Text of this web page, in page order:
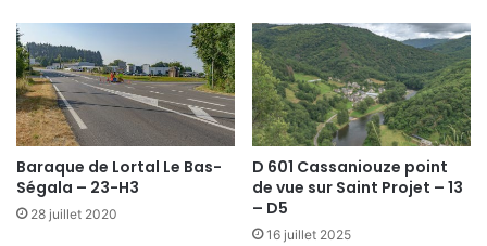
Baraque de Lortal Le Bas-
Ségala – 23-H3
28 juillet 2020
D 601 Cassaniouze point
de vue sur Saint Projet – 13
– D5
16 juillet 2025